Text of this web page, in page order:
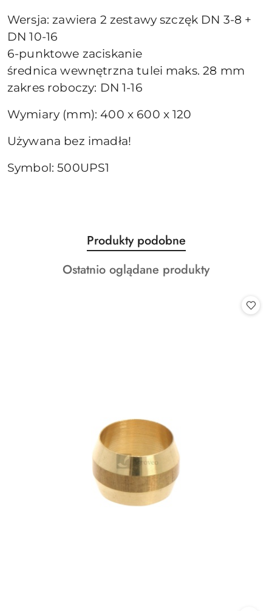
Wersja: zawiera 2 zestawy szczęk DN 3-8 +
DN 10-16
6-punktowe zaciskanie
średnica wewnętrzna tulei maks. 28 mm
zakres roboczy: DN 1-16
Wymiary (mm): 400 x 600 x 120
Używana bez imadła!
Symbol: 500UPS1
Pomiń karuzelę produktów
Produkty
o
statusie:
Produkty podobne
Produkty
Ostatnio oglądane produkty